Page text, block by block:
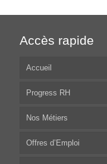
Accès rapide
Accueil
Progress RH
Nos Métiers
Offres d’Emploi